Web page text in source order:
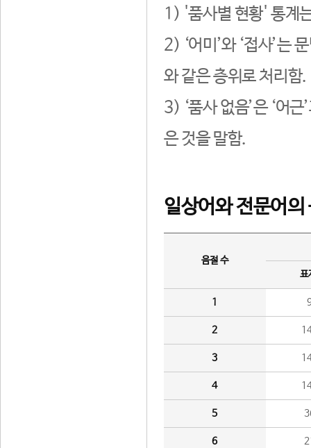
1) '품사별 현황' 통계
2) ‘어미’와 ‘접사’는
와 같은 층위로 처리함.
3) ‘품사 없음’은 ‘어
은 것을 말함.
일상어와 전문어의
음절 수
표
1
2
3
4
5
6